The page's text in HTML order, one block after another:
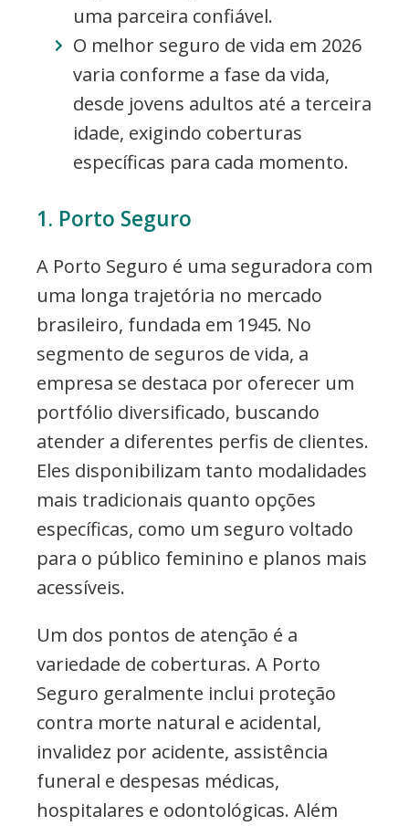
uma parceira confiável.
O melhor seguro de vida em 2026
varia conforme a fase da vida,
desde jovens adultos até a terceira
idade, exigindo coberturas
específicas para cada momento.
1. Porto Seguro
A Porto Seguro é uma seguradora com
uma longa trajetória no mercado
brasileiro, fundada em 1945. No
segmento de seguros de vida, a
empresa se destaca por oferecer um
portfólio diversificado, buscando
atender a diferentes perfis de clientes.
Eles disponibilizam tanto modalidades
mais tradicionais quanto opções
específicas, como um seguro voltado
para o público feminino e planos mais
acessíveis.
Um dos pontos de atenção é a
variedade de coberturas. A Porto
Seguro geralmente inclui proteção
contra morte natural e acidental,
invalidez por acidente, assistência
funeral e despesas médicas,
hospitalares e odontológicas. Além